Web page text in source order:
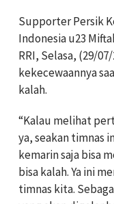
Supporter Persik
Indonesia u23
RRI, Selasa, (29/
kekecewaannya
kalah.
“Kalau melihat
ya, seakan timnas
kemarin saja bisa
bisa kalah. Ya ini
timnas kita.